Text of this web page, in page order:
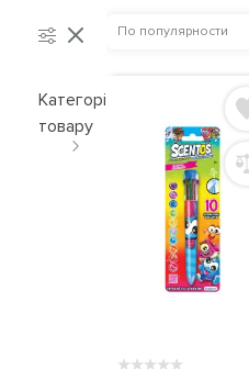
Категорія
товару
По популярности